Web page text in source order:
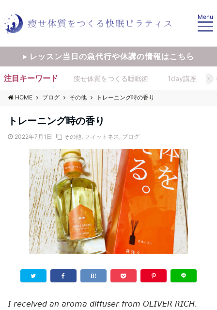
Menu
▸ レッスン当日の急代行や休講の情報はこちら
注目キーワード 痩せ体質をつくる睡眠術 1day講座
HOME ブログ その他 トレーニング時の香り
トレーニング時の香り
2022年7月1日 その他, フィットネス, ブログ
𝘐 𝘳𝘦𝘤𝘦𝘪𝘷𝘦𝘥 𝘢𝘯 𝘢𝘳𝘰𝘮𝘢 𝘥𝘪𝘧𝘧𝘶𝘴𝘦𝘳 𝘧𝘳𝘰𝘮 𝘖𝘓𝘐𝘝𝘌𝘙 𝘙𝘐𝘊𝘏.